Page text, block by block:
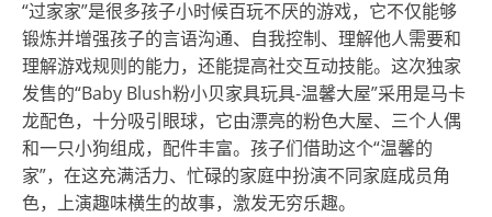
“过家家”是很多孩子小时候百玩不厌的游戏，它不仅能够
锻炼并增强孩子的言语沟通、自我控制、理解他人需要和
理解游戏规则的能力，还能提高社交互动技能。这次独家
发售的“Baby Blush粉小贝家具玩具-温馨大屋”采用是马卡
龙配色，十分吸引眼球，它由漂亮的粉色大屋、三个人偶
和一只小狗组成，配件丰富。孩子们借助这个“温馨的
家”，在这充满活力、忙碌的家庭中扮演不同家庭成员角
色，上演趣味横生的故事，激发无穷乐趣。